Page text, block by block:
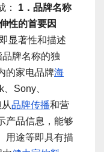
： 1．品牌名称
性的首要因
显著性和描述
牌名称的独
的家电品牌海
、Sony、
品牌传播和营
产品信息，能够
用途等即具有描